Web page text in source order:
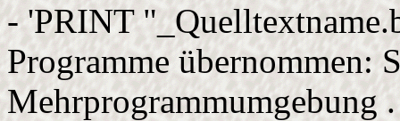
- 'PRINT
Programme übernommen:
Mehrprogrammumgebung .